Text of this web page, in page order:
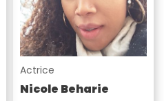
Actrice
Nicole Beharie